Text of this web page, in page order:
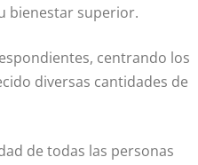
bienestar superior.
centrando los
diversas cantidades de
de todas las personas